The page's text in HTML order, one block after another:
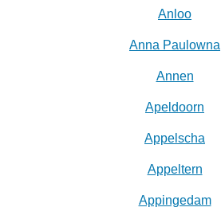
Anloo
Anna Paulowna
Annen
Apeldoorn
Appelscha
Appeltern
Appingedam